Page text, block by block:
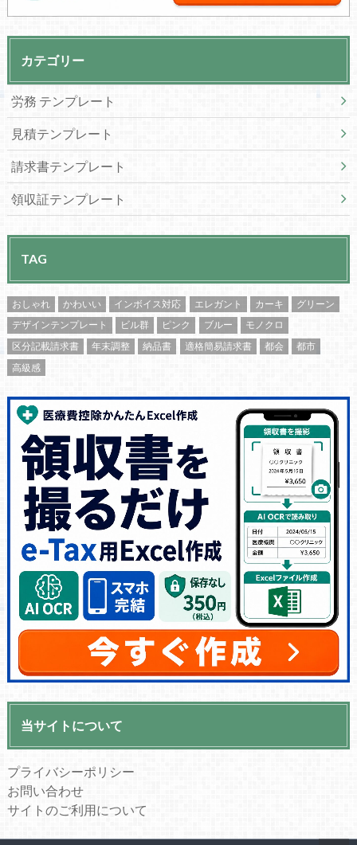
カテゴリー
労務 テンプレート
見積テンプレート
請求書テンプレート
領収証テンプレート
TAG
おしゃれ かわいい インボイス対応 エレガント カーキ
グリーン
デザインテンプレート
ビル群 ピンク ブルー
モノクロ
区分記載請求書
年末調整 納品書 適格簡易請求書 都会
都市
高級感
当サイトについて
プライバシーポリシー
お問い合わせ
サイトのご利用について